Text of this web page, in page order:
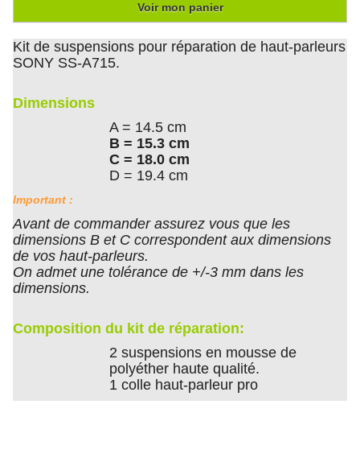
Voir mon panier
Kit de suspensions pour réparation de haut-parleurs
SONY SS-A715.
Dimensions
A = 14.5 cm
B = 15.3 cm
C = 18.0 cm
D = 19.4 cm
Important :
Avant de commander assurez vous que les
dimensions B et C correspondent aux dimensions
de vos haut-parleurs.
On admet une tolérance de +/-3 mm dans les
dimensions.
Composition du kit de réparation:
2 suspensions en mousse de
polyéther haute qualité.
1 colle haut-parleur pro